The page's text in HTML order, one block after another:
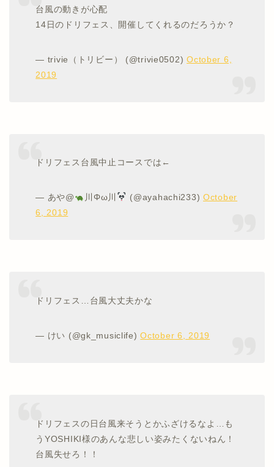
台風の動きが心配
14日のドリフェス、開催してくれるのだろうか？
— trivie（トリビー） (@trivie0502)October 6,
2019
ドリフェス台風中止コースでは←
— あや@ 川Φω川 (@ayahachi233) October
6, 2019
ドリフェス…台風大丈夫かな
— けい (@gk_musiclife)October 6, 2019
ドリフェスの日台風来そうとかふざけるなよ…も
うYOSHIKI様のあんな悲しい姿みたくないねん！
台風失せろ！！